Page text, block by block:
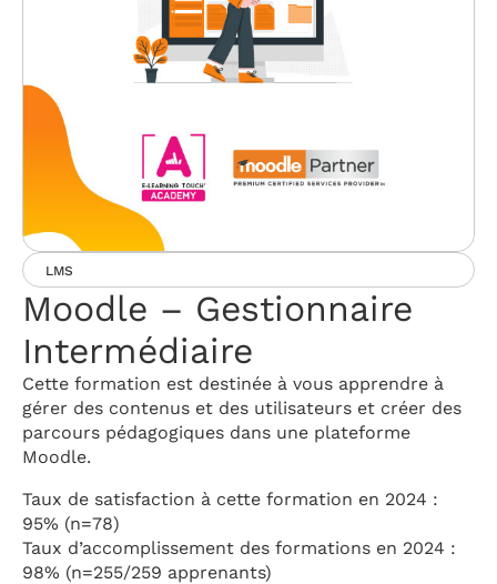
LMS
Moodle – Gestionnaire
Intermédiaire
Cette formation est destinée à vous apprendre à
gérer des contenus et des utilisateurs et créer des
parcours pédagogiques dans une plateforme
Moodle.
Taux de satisfaction à cette formation en 2024 :
95% (n=78)
Taux d’accomplissement des formations en 2024 :
98% (n=255/259 apprenants)